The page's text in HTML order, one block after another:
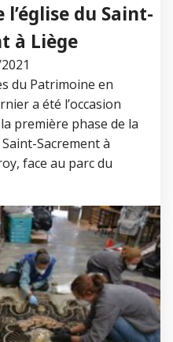
du Saint-
à Liège
du Patrimoine en
a été l’occasion
première phase de la
Sacrement à
face au parc du